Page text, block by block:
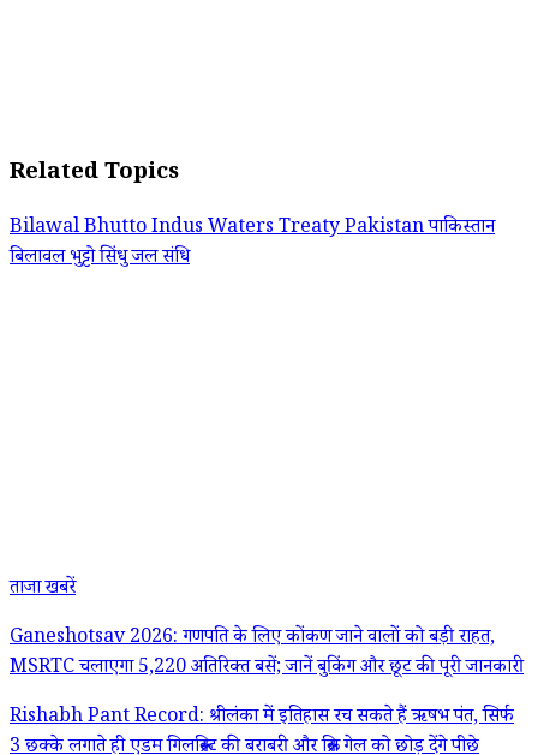
Related Topics
Bilawal BhuttoIndus Waters TreatyPakistanपाकिस्तान
बिलावल भुट्टोसिंधु जल संधि
ताजा खबरें
Ganeshotsav 2026: गणपति के लिए कोंकण जाने वालों को बड़ी राहत,
MSRTC चलाएगा 5,220 अतिरिक्त बसें; जानें बुकिंग और छूट की पूरी जानकारी
Rishabh Pant Record: श्रीलंका में इतिहास रच सकते हैं ऋषभ पंत, सिर्फ
3 छक्के लगाते ही एडम गिलक्रिस्ट की बराबरी और क्रिस गेल को छोड़ देंगे पीछे